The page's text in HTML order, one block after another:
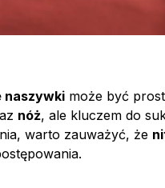
naszywki może być
nóż, ale kluczem do
warto zauważyć, że